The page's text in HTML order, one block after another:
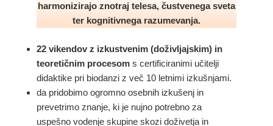
harmonizirajo znotraj telesa, čustvenega sveta
ter kognitivnega razumevanja.
22 vikendov z izkustvenim (doživljajskim) in
teoretičnim procesom s certificiranimi učitelji
didaktike pri biodanzi z več 10 letnimi izkušnjami.
da pridobimo ogromno osebnih izkušenj in
prevetrimo znanje, ki je nujno potrebno za
uspešno vodenje skupine skozi doživetja in